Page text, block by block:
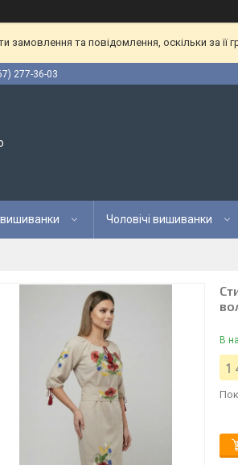
та повідомлення, оскільки за
277-36-03
вишиванки Чоловічі вишиванки
В
1